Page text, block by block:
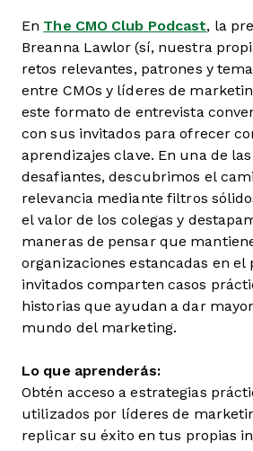
En The CMO Club Podcast, la
Breanna Lawlor (sí, nuestra
retos relevantes, patrones y
entre CMOs y líderes de
este formato de entrevista
con sus invitados para ofrecer
aprendizajes clave. En una de
desafiantes, descubrimos el
relevancia mediante filtros
el valor de los colegas y
maneras de pensar que
organizaciones estancadas en el
invitados comparten casos
historias que ayudan a dar
mundo del marketing.
Lo que aprenderás:
Obtén acceso a estrategias
utilizados por líderes de
replicar su éxito en tus propias